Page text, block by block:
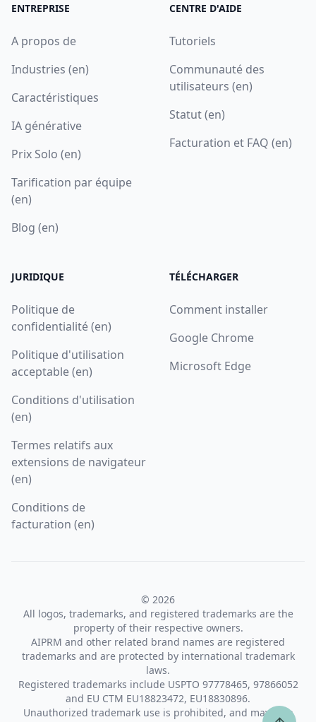
ENTREPRISE
A propos de
Industries (en)
Caractéristiques
IA générative
Prix Solo (en)
Tarification par équipe
(en)
Blog (en)
CENTRE D'AIDE
Tutoriels
Communauté des
utilisateurs (en)
Statut (en)
Facturation et FAQ (en)
JURIDIQUE
Politique de
confidentialité (en)
Politique d'utilisation
acceptable (en)
Conditions d'utilisation
(en)
Termes relatifs aux
extensions de navigateur
(en)
Conditions de
facturation (en)
TÉLÉCHARGER
Comment installer
Google Chrome
Microsoft Edge
© 2026
All logos, trademarks, and registered trademarks are the
property of their respective owners.
AIPRM and other related brand names are registered
trademarks and are protected by international trademark
laws.
Registered trademarks include USPTO 97778465, 97866052
and EU CTM EU18823472, EU18830896.
Unauthorized trademark use is prohibited, and may be a